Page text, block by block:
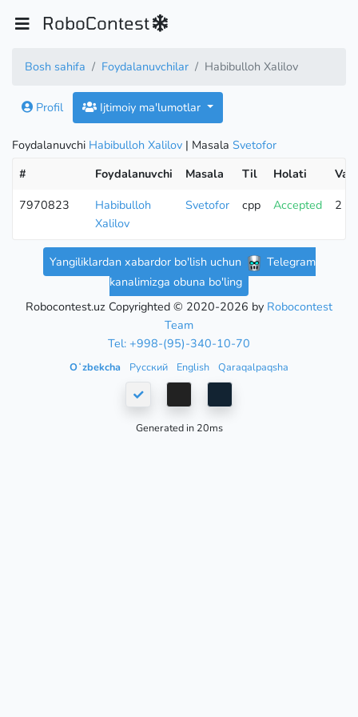
RoboContest
Bosh sahifa Foydalanuvchilar Habibulloh Xalilov
Profil Ijtimoiy ma'lumotlar
Foydalanuvchi Habibulloh Xalilov | Masala Svetofor
#
Foydalanuvchi Masala Til Holati
7970823
Habibulloh
Xalilov
Svetofor cpp Accepted 2
Yangiliklardan xabardor bo'lish uchun
Telegram
kanalimizga obuna bo'ling
Robocontest.uz Copyrighted © 2020-2026 by Robocontest
Team
Tel: +998-(95)-340-10-70
Oʻzbekcha Русский English Qaraqalpaqsha
Generated in 20ms